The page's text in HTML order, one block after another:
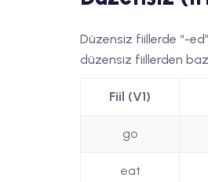
Düzensiz fiillerde “-
düzensiz fiillerden
Fiil (V1)
go
eat